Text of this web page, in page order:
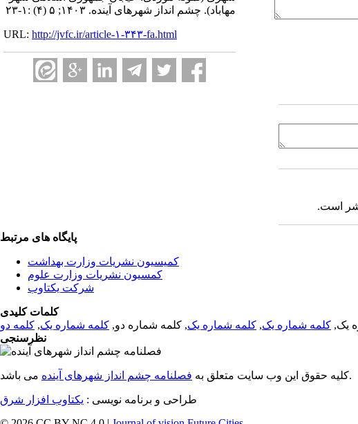
مهاباد). چشم انداز شهرهای آینده. ۱۴۰۳; ۵ (۴) :۱-۲۳
URL: http://jvfc.ir/article-۱-۳۴۳-fa.html
است.
پایگاه های مرتبط
کمیسیون نشریات وزارت بهداشت
کمسیون نشریات وزارت علوم
شرکت یکتاوب
کلمات کلیدی
یک, کلمه شماره یک, کلمه شماره یک, کلمه شماره دو, کلمه شماره یک, کلمه دو
نظرسنجی
کلیه حقوق این وب سایت متعلق به فصلنامه چشم انداز شهرهای آینده می باشد.
طراحی و برنامه نویسی : یکتاوب افزار شرق